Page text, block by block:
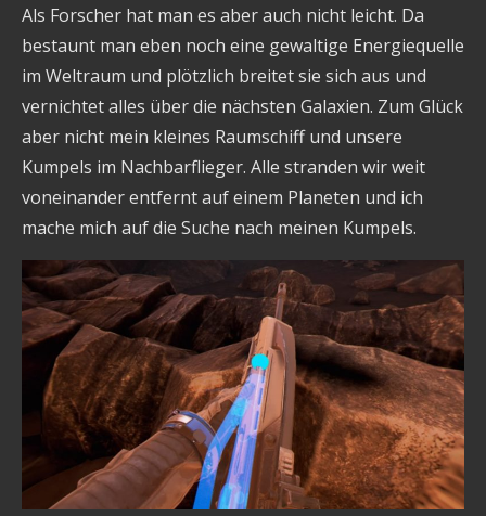
Als Forscher hat man es aber auch nicht leicht. Da
bestaunt man eben noch eine gewaltige Energiequelle
im Weltraum und plötzlich breitet sie sich aus und
vernichtet alles über die nächsten Galaxien. Zum Glück
aber nicht mein kleines Raumschiff und unsere
Kumpels im Nachbarflieger. Alle stranden wir weit
voneinander entfernt auf einem Planeten und ich
mache mich auf die Suche nach meinen Kumpels.